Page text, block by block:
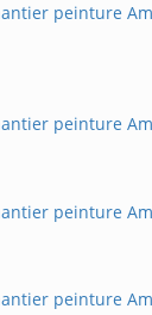
peinture
peinture
peinture
peinture